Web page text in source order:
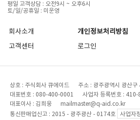
평일 고객상담 : 오전9시 ~ 오후6시
토/일/공휴일 : 미운영
회사소개 개인정보처리방침
고객센터
로그인
상호 : 주식회사 큐에이드 주소 : 광주광역시 광산구
대표번호 : 080-400-0001 사업자 등록번호 : 410-
대표이사 : 김희웅 mailmaster@q-aid.co.kr
통신판매업신고 : 2015 - 광주광산 - 0174호
사업자